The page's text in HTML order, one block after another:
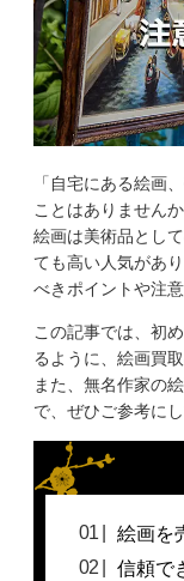
「自宅にある絵画
ことはありません
絵画は美術品とし
ても高い人気があ
べきポイントや注
この記事では、初
るように、絵画買
また、無名作家の
で、ぜひご参考にし
絵画を
信頼で